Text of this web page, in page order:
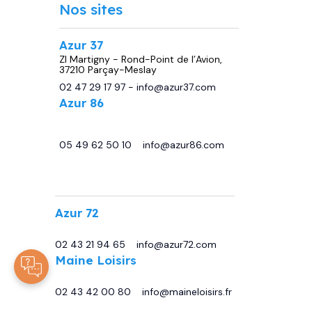
Nos sites
Azur 37
ZI Martigny - Rond-Point de l’Avion,
37210 Parçay-Meslay
02 47 29 17 97- info@azur37.com
Azur 86
05 49 62 50 10
info@azur86.com
Azur 72
02 43 21 94 65
info@azur72.com
Maine Loisirs
02 43 42 00 80
info@maineloisirs.fr